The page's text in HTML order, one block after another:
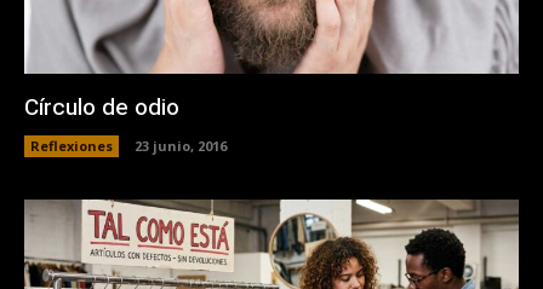
Círculo de odio
Reflexiones 23 junio, 2016